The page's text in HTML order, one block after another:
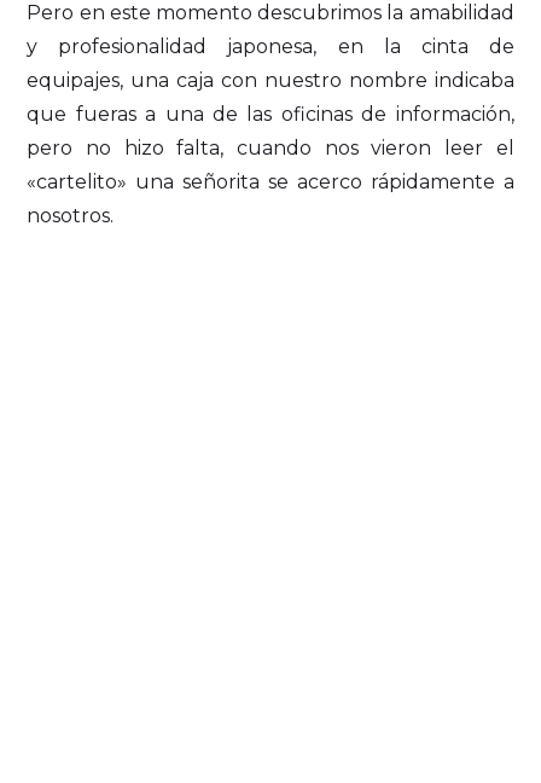
Pero en este momento descubrimos la amabilidad
y profesionalidad japonesa, en la cinta de
equipajes, una caja con nuestro nombre indicaba
que fueras a una de las oficinas de información,
pero no hizo falta, cuando nos vieron leer el
«cartelito» una señorita se acerco rápidamente a
nosotros.